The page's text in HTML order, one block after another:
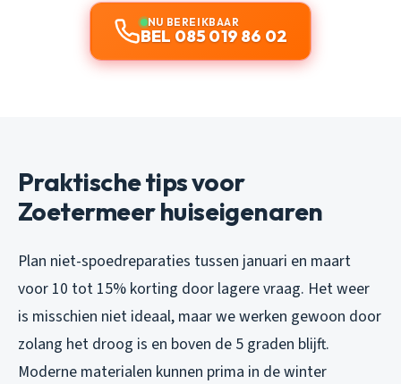
NU BEREIKBAAR
BEL 085 019 86 02
Praktische tips voor
Zoetermeer huiseigenaren
Plan niet-spoedreparaties tussen januari en maart
voor 10 tot 15% korting door lagere vraag. Het weer
is misschien niet ideaal, maar we werken gewoon door
zolang het droog is en boven de 5 graden blijft.
Moderne materialen kunnen prima in de winter